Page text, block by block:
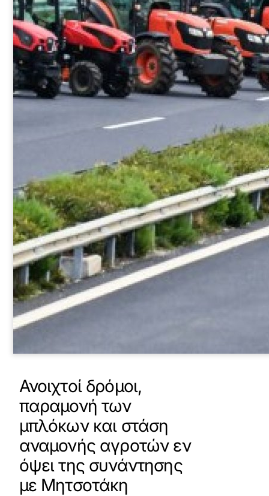
Ανοιχτοί δρόμοι,
παραμονή των
μπλόκων και στάση
αναμονής αγροτών εν
όψει της συνάντησης
με Μητσοτάκη